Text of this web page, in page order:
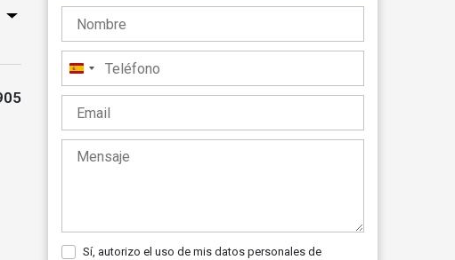
España
+34
Sí, autorizo el uso de mis datos personales de